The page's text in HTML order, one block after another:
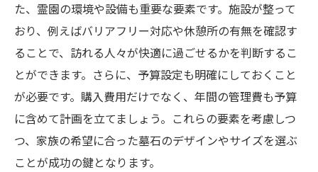
た、霊園の環境や設備も重要な要素です。施設が整って
おり、例えばバリアフリー対応や休憩所の有無を確認す
ることで、訪れる人々が快適に過ごせるかを判断するこ
とができます。さらに、予算設定も明確にしておくこと
が必要です。購入費用だけでなく、年間の管理費も予算
に含めて計画を立てましょう。これらの要素を考慮しつ
つ、家族の希望に合った墓石のデザインやサイズを選ぶ
ことが成功の鍵となります。